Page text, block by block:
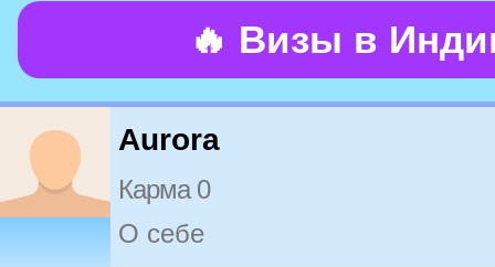
🔥 Визы в
Аurora
Карма 0
О себе